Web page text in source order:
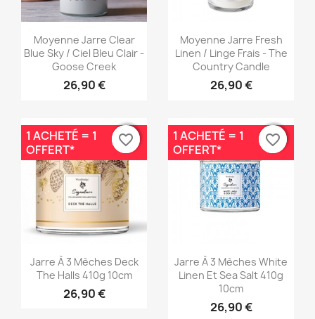
Aperçu rapide
Moyenne Jarre Clear
Blue Sky / Ciel Bleu Clair -
Goose Creek
26,90 €
Aperçu rapide
Moyenne Jarre Fresh
Linen / Linge Frais - The
Country Candle
26,90 €
Aperçu rapide
Jarre À 3 Mèches Deck
The Halls 410g 10cm
26,90 €
1 ACHETÉ = 1
OFFERT*
favorite_border
favorite_border
 Aperçu rapide
Jarre À 3 Mèches White
Linen Et Sea Salt 410g
10cm
26,90 €
1 ACHETÉ = 1
OFFERT*
favorite_border
favorite_border